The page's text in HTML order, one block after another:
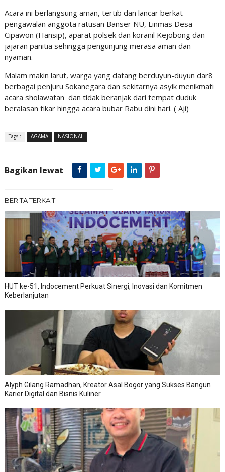
Acara ini berlangsung aman, tertib dan lancar berkat
pengawalan anggota ratusan Banser NU, Linmas Desa
Cipawon (Hansip), aparat polsek dan koranil Kejobong dan
jajaran panitia sehingga pengunjung merasa aman dan
nyaman.
Malam makin larut, warga yang datang berduyun-duyun dar8
berbagai penjuru Sokanegara dan sekitarnya asyik menikmati
acara sholawatan dan tidak beranjak dari tempat duduk
beralasan tikar hingga acara bubar Rabu dini hari. ( Aji)
Tags : AGAMA NASIONAL
Bagikan lewat
BERITA TERKAIT
HUT ke-51, Indocement Perkuat Sinergi, Inovasi dan Komitmen
Keberlanjutan
Alyph Gilang Ramadhan, Kreator Asal Bogor yang Sukses Bangun
Karier Digital dan Bisnis Kuliner